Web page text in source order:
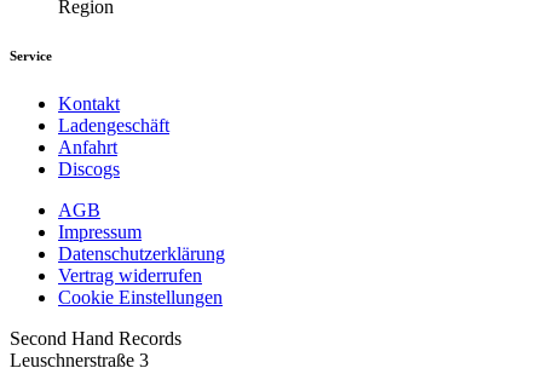
Region
Service
Kontakt
Ladengeschäft
Anfahrt
Discogs
AGB
Impressum
Datenschutzerklärung
Vertrag widerrufen
Cookie Einstellungen
Second Hand Records
Leuschnerstraße 3